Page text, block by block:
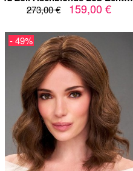
273,00 € 159,00 €
- 49%